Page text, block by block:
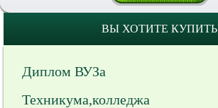
ВЫ ХОТИТЕ КУПИТЬ
Диплом ВУЗа
Техникума,колледжа